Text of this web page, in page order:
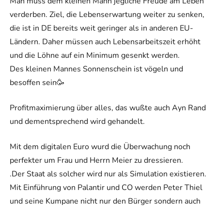
verderben. Ziel, die Lebenserwartung weiter zu senken,
die ist in DE bereits weit geringer als in anderen EU-
Ländern. Daher müssen auch Lebensarbeitszeit erhöht
und die Löhne auf ein Minimum gesenkt werden.
Des kleinen Mannes Sonnenschein ist vögeln und
besoffen sein🥳
Profitmaximierung über alles, das wußte auch Ayn Rand
und dementsprechend wird gehandelt.
Mit dem digitalen Euro wurd die Überwachung noch
perfekter um Frau und Herrn Meier zu dressieren.
.Der Staat als solcher wird nur als Simulation existieren.
Mit Einführung von Palantir und CO werden Peter Thiel
und seine Kumpane nicht nur den Bürger sondern auch